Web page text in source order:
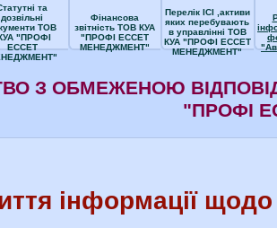
та
дозвільні
ТОВ
"ПРОФІ
ЕССЕТ
Фінансова
звітність ТОВ КУА
"ПРОФІ ЕССЕТ
МЕНЕДЖМЕНТ"
Перелік ІСІ ,активи
яких перебувають
в управлінні ТОВ
КУА "ПРОФІ ЕССЕТ
МЕНЕДЖМЕНТ"
З ОБМЕЖЕНОЮ
"ПРОФІ
інформації